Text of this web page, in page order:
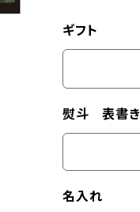
ギフト
熨斗 表書き
名入れ